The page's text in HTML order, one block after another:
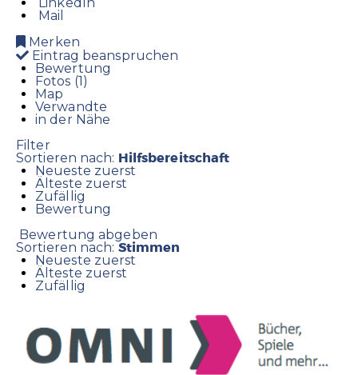
Mail
Merken
Eintrag beanspruchen
Bewertung
Fotos (1)
Map
Verwandte
in der Nähe
Filter
Sortieren nach: Hilfsbereitschaft
Neueste zuerst
Älteste zuerst
Zufällig
Bewertung
Bewertung abgeben
Sortieren nach: Stimmen
Neueste zuerst
Älteste zuerst
Zufällig